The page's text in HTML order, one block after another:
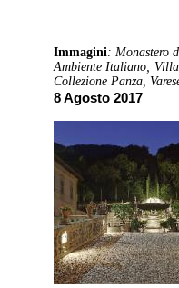
Immagini : Monastero
Ambiente Italiano;
Collezione Panza,
8 Agosto 2017